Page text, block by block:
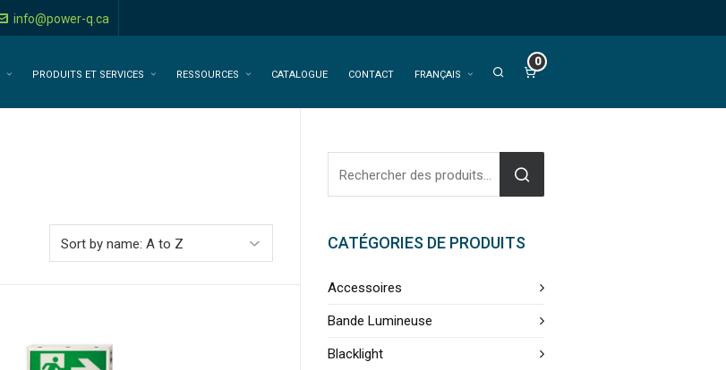
info@power-q.ca
PRODUITS ET SERVICES RESSOURCES CATALOGUE CONTACT FRANÇAIS
0
CATÉGORIES DE PRODUITS
Accessoires
Bande Lumineuse
Blacklight